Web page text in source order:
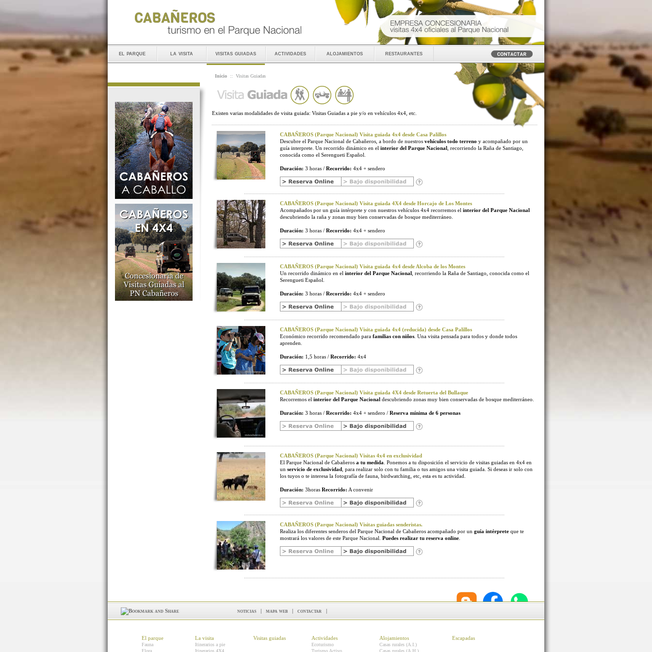
el parque la visita visitas guiadas actividades alojamientos restaurantes
Inicio :: Visitas Guiadas
Existen varias modalidades de visita guiada: Visitas Guiadas a pie y/o en vehículos 4x4, etc.
CABAÑEROS (Parque Nacional) Visita guiada 4x4 desde Casa Palillos
Descubre el Parque Nacional de Cabañeros, a bordo de nuestros vehículos todo terreno y acompañado por un
guía interprete. Un recorrido dinámico en el interior del Parque Nacional , recorriendo la Raña de Santiago,
conocida como el Serengueti Español.
Duración: 3 horas / Recorrido: 4x4 + sendero
CABAÑEROS (Parque Nacional) Visita guiada 4X4 desde Horcajo de Los Montes
Acompañados por un guía intérprete y con nuestros vehículos 4x4 recorremos el interior del Parque Nacional
descubriendo la raña y zonas muy bien conservadas de bosque mediterráneo.
Duración: 3 horas / Recorrido: 4x4 + sendero
CABAÑEROS (Parque Nacional) Visita guiada 4x4 desde Alcoba de los Montes
Un recorrido dinámico en el interior del Parque Nacional , recorriendo la Raña de Santiago, conocida como el
Serengueti Español.
Duración: 3 horas / Recorrido: 4x4 + sendero
CABAÑEROS (Parque Nacional) Visita guiada 4x4 (reducida) desde Casa Palillos
Económico recorrido recomendado para familias con niños . Una visita pensada para todos y donde todos
aprenden.
Duración: 1,5 horas / Recorrido: 4x4
CABAÑEROS (Parque Nacional) Visita guiada 4X4 desde Retuerta del Bullaque
Recorremos el interior del Parque Nacional descubriendo zonas muy bien conservadas de bosque mediterráneo.
Duración: 3 horas / Recorrido: 4x4 + sendero / Reserva mínima de 6 personas
CABAÑEROS (Parque Nacional) Visitas 4x4 en exclusividad
El Parque Nacional de Cabañeros a tu medida . Ponemos a tu disposición el servicio de visitas guiadas en 4x4 en
un servicio de exclusividad , para realizar solo con tu familia o tus amigos una visita guiada. Si deseas ir solo con
los tuyos o te interesa la fotografía de fauna, birdwatching, etc, esta es tu actividad.
Duración: 3horas Recorrido: A convenir
CABAÑEROS (Parque Nacional) Visitas guiadas senderistas.
Realiza los diferentes senderos del Parque Nacional de Cabañeros acompañado por un guía intérprete que te
mostrará los valores de este Parque Nacional. Puedes realizar tu reserva online
noticias | mapa web | contactar |
El parque
Fauna
Flora
La visita
Itinerarios a pie
Itinerarios 4X4
Visitas guiadas Actividades
Ecoturismo
Turismo Activo
Alojamientos
Casas rurales (A.I.)
Casas rurales (A.H.)
Escapadas